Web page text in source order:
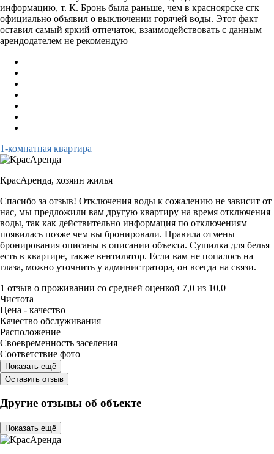
информацию, т. К. Бронь была раньше, чем в красноярске сгк
официально объявил о выключении горячей воды. Этот факт
оставил самый яркий отпечаток, взаимодействовать с данным
арендодателем не рекомендую
1-комнатная квартира
КрасАренда, хозяин жилья
Спасибо за отзыв! Отключения воды к сожалению не зависит от
нас, мы предложили вам другую квартиру на время отключения
воды, так как действительно информация по отключениям
появилась позже чем вы бронировали. Правила отмены
бронирования описаны в описании объекта. Сушилка для белья
есть в квартире, также вентилятор. Если вам не попалось на
глаза, можно уточнить у администратора, он всегда на связи.
1 отзыв о проживании со средней оценкой 7,0 из 10,0
Чистота
Цена - качество
Качество обслуживания
Расположение
Своевременность заселения
Соответствие фото
Показать ещё
Оставить отзыв
Другие отзывы об объекте
Показать ещё